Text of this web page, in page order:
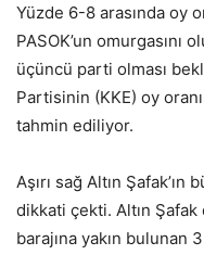
Yüzde 6-8 arasında oy
PASOK’un omurgasını
üçüncü parti olması
Partisinin (KKE) oy
tahmin ediliyor.
Aşırı sağ Altın
dikkati çekti. Altın
barajına yakın bulunan